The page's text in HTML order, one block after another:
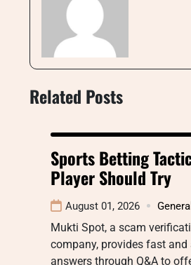
Related Posts
Sports Betting
Player Should Try
August 01, 2026
Mukti Spot, a scam
company, provides fast and
answers through Q&A to